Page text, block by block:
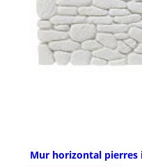
Mur horizontal pierres